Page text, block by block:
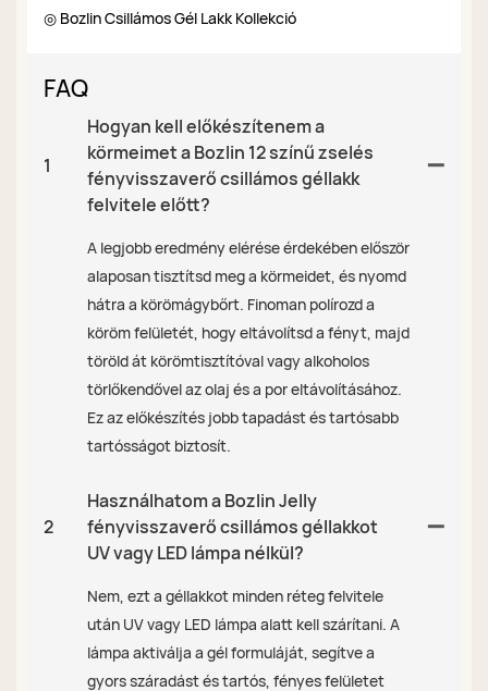
◎ Bozlin Csillámos Gél Lakk Kollekció
FAQ
1
Hogyan kell előkészítenem a
körmeimet a Bozlin 12 színű zselés
fényvisszaverő csillámos géllakk
felvitele előtt?
A legjobb eredmény elérése érdekében először
alaposan tisztítsd meg a körmeidet, és nyomd
hátra a körömágybőrt. Finoman polírozd a
köröm felületét, hogy eltávolítsd a fényt, majd
töröld át körömtisztítóval vagy alkoholos
törlőkendővel az olaj és a por eltávolításához.
Ez az előkészítés jobb tapadást és tartósabb
tartósságot biztosít.
2
Használhatom a Bozlin Jelly
fényvisszaverő csillámos géllakkot
UV vagy LED lámpa nélkül?
Nem, ezt a géllakkot minden réteg felvitele
után UV vagy LED lámpa alatt kell szárítani. A
lámpa aktiválja a gél formuláját, segítve a
gyors száradást és tartós, fényes felületet